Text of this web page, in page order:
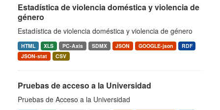
Estadística de violencia doméstica y violencia de
género
Estadística de violencia doméstica y violencia de género
HTML XLS PC-Axis SDMX JSON GOOGLE-json
RDF
JSON-stat
CSV
Pruebas de acceso a la Universidad
Pruebas de Acceso a la Universidad